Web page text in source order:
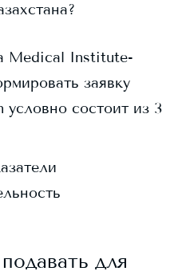
Medical Institute-
заявку
состоит из 3
для